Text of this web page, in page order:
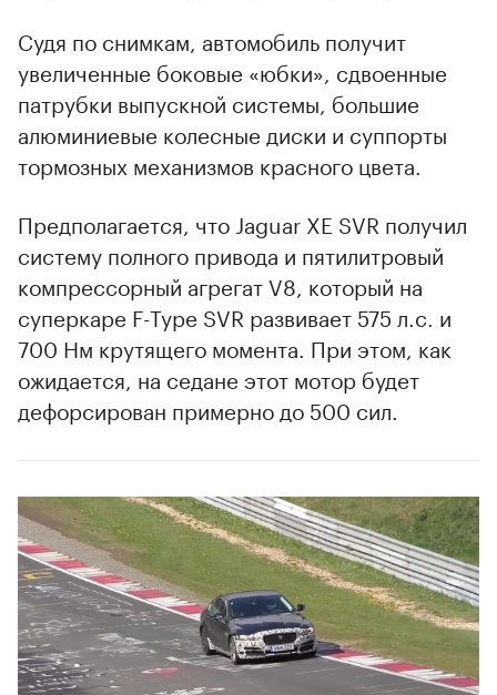
Судя по снимкам, автомобиль получит
увеличенные боковые «юбки», сдвоенные
патрубки выпускной системы, большие
алюминиевые колесные диски и суппорты
тормозных механизмов красного цвета.
Предполагается, что Jaguar XE SVR получил
систему полного привода и пятилитровый
компрессорный агрегат V8, который на
суперкаре F-Type SVR развивает 575 л.с. и
700 Нм крутящего момента. При этом, как
ожидается, на седане этот мотор будет
дефорсирован примерно до 500 сил.